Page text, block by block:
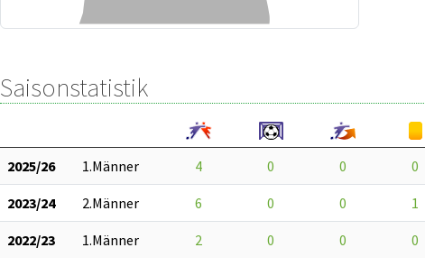
Saisonstatistik
2025/26 1.Männer 4 0 0 0
2023/24 2.Männer 6 0 0 1
2022/23 1.Männer 2 0 0 0